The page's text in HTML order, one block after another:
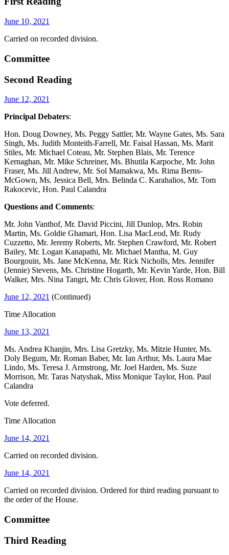
June 10, 2021
Carried on recorded division.
Committee
Second Reading
June 12, 2021
Principal Debaters:
Hon. Doug Downey, Ms. Peggy Sattler, Mr. Wayne Gates, Ms. Sara
Singh, Ms. Judith Monteith-Farrell, Mr. Faisal Hassan, Ms. Marit
Stiles, Mr. Michael Coteau, Mr. Stephen Blais, Mr. Terence
Kernaghan, Mr. Mike Schreiner, Ms. Bhutila Karpoche, Mr. John
Fraser, Ms. Jill Andrew, Mr. Sol Mamakwa, Ms. Rima Berns-
McGown, Ms. Jessica Bell, Mrs. Belinda C. Karahalios, Mr. Tom
Rakocevic, Hon. Paul Calandra
Questions and Comments:
Mr. John Vanthof, Mr. David Piccini, Jill Dunlop, Mrs. Robin
Martin, Ms. Goldie Ghamari, Hon. Lisa MacLeod, Mr. Rudy
Cuzzetto, Mr. Jeremy Roberts, Mr. Stephen Crawford, Mr. Robert
Bailey, Mr. Logan Kanapathi, Mr. Michael Mantha, M. Guy
Bourgouin, Ms. Jane McKenna, Mr. Rick Nicholls, Mrs. Jennifer
(Jennie) Stevens, Ms. Christine Hogarth, Mr. Kevin Yarde, Hon. Bill
Walker, Mrs. Nina Tangri, Mr. Chris Glover, Hon. Ross Romano
June 12, 2021 (Continued)
Time Allocation
June 13, 2021
Ms. Andrea Khanjin, Mrs. Lisa Gretzky, Ms. Mitzie Hunter, Ms.
Doly Begum, Mr. Roman Baber, Mr. Ian Arthur, Ms. Laura Mae
Lindo, Ms. Teresa J. Armstrong, Mr. Joel Harden, Ms. Suze
Morrison, Mr. Taras Natyshak, Miss Monique Taylor, Hon. Paul
Calandra
Vote deferred.
Time Allocation
June 14, 2021
Carried on recorded division.
June 14, 2021
Carried on recorded division. Ordered for third reading pursuant to
the order of the House.
Committee
Third Reading